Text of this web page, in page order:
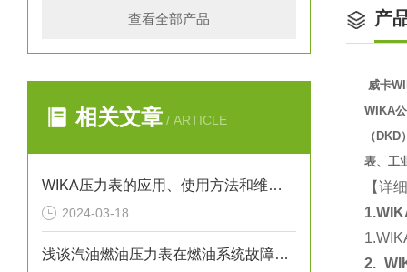
查看全部产品
相关文章 / ARTICLE
WIKA压力表的应用、使用方法和维护要点解析
2024-03-18
浅谈汽油燃油压力表在燃油系统故障排除中的应用
产
威卡
WIKA
（
表、工
【详
2.